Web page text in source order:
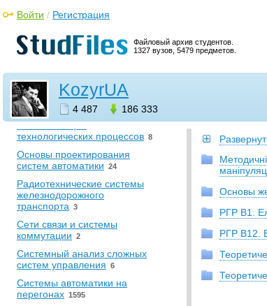
Файловый архив студентов.
1327 вузов, 5479 предметов.
Войти / Регистрация
KozyrUA
4 487 186 333
Химия
Химия 7
Экономическая теория
• Электротехника. Связь.
Автоматика
Автоматизация
технологических процессов 8
Основы проектирования
систем автоматики 24
Радиотехнические системы
железнодорожного
транспорта 3
Сети связи и системы
коммутации 2
Системный анализ сложных
систем управления 6
Системы автоматики на
перегонах 1595
Основы
РГР В1.
РГР В12.